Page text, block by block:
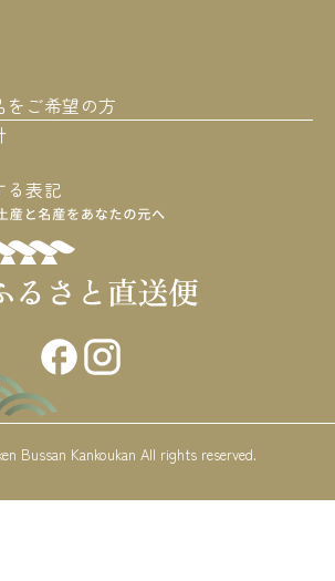
をご希望の方
る表記
Bussan Kankoukan All rights reserved.